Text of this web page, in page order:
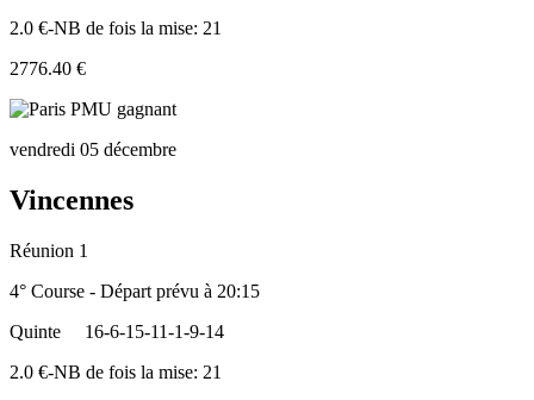
2.0 €-NB de fois la mise: 21
2776.40 €
vendredi 05 décembre
Vincennes
Réunion 1
4° Course - Départ prévu à 20:15
Quinte
16-6-15-11-1-9-14
2.0 €-NB de fois la mise: 21